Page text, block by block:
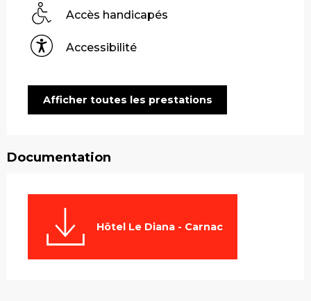
Accès handicapés
Accessibilité
Afficher toutes les prestations
Documentation
Hôtel Le Diana - Carnac